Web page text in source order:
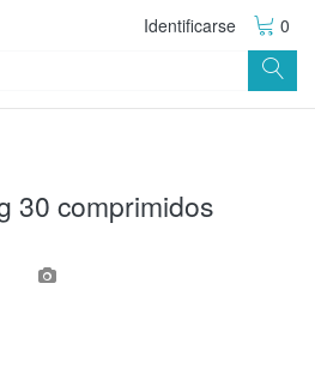
Identificarse 0
30 comprimidos